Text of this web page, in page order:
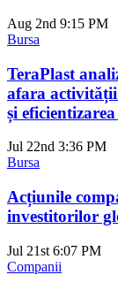
Aug 2nd 9:15 PM
Bursa
TeraPlast
afara
și
Jul 22nd 3:36 PM
Bursa
Acțiunile
investitorilor
Jul 21st 6:07 PM
Companii